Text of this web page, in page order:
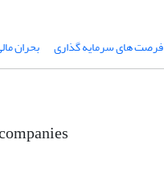
فرصت های سرمایه گذاری بحران